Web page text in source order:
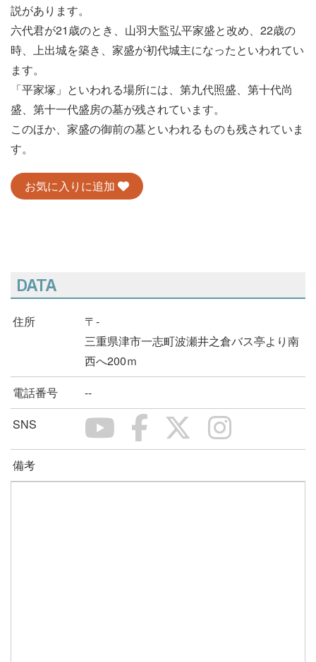
説があります。
六代君が21歳のとき、山羽大監弘平家盛と改め、22歳の
時、上出城を築き、家盛が初代城主になったといわれてい
ます。
「平家塚」といわれる場所には、第九代照盛、第十代尚
盛、第十一代盛房の墓が残されています。
このほか、家盛の御前の墓といわれるものも残されていま
す。
お気に入りに追加
DATA
住所
〒-
三重県津市一志町波瀬井之倉バス亭より南
西へ200ｍ
電話番号
--
SNS
備考